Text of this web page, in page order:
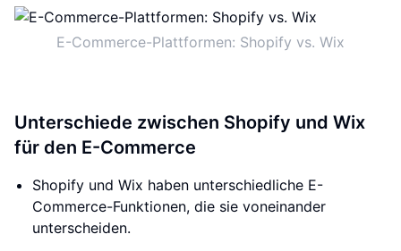
E-Commerce-Plattformen: Shopify vs. Wix
Unterschiede zwischen Shopify und Wix
für den E-Commerce
Shopify und Wix haben unterschiedliche E-
Commerce-Funktionen, die sie voneinander
unterscheiden.